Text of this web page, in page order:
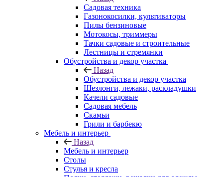
Садовая техника
Газонокосилки, культиваторы
Пилы бензиновые
Мотокосы, триммеры
Тачки садовые и строительные
Лестницы и стремянки
Обустройства и декор участка
Назад
Обустройства и декор участка
Шезлонги, лежаки, раскладушки
Качели садовые
Садовая мебель
Скамьи
Грили и барбекю
Мебель и интерьер
Назад
Мебель и интерьер
Столы
Стулья и кресла